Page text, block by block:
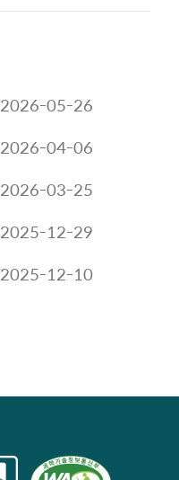
2026-05-26
2026-04-06
2026-03-25
2025-12-29
2025-12-10